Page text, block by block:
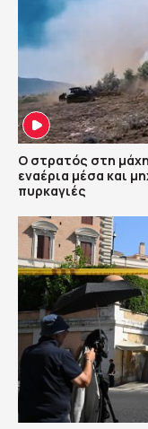
Ο στρατός στη
εναέρια μέσα και
πυρκαγιές